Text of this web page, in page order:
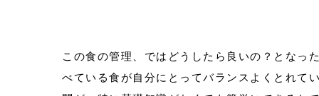
この食の管理、ではどうしたら良いの？となっ
べている食が自分にとってバランスよくとれて